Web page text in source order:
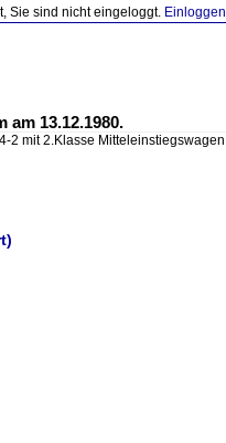
Sie sind nicht eingeloggt. Einloggen
am 13.12.1980.
2 mit 2.Klasse Mitteleinstiegswagen